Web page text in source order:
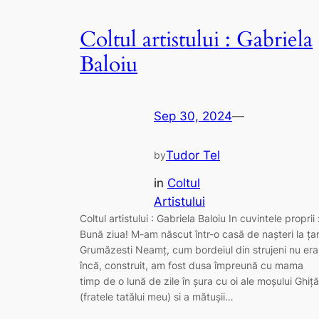
Coltul artistului : Gabriela
Baloiu
Sep 30, 2024—
byTudor Tel
in Coltul
Artistului
Coltul artistului : Gabriela Baloiu In cuvintele
Bună ziua! M-am născut într-o casă de nașteri la
Grumăzesti Neamț, cum bordeiul din strujeni nu era
încă, construit, am fost dusa împreună cu mama
timp de o lună de zile în șura cu oi ale moșului Ghiță
(fratele tatălui meu) si a mătușii…